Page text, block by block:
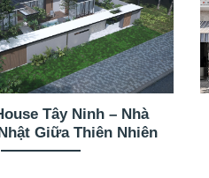
Tây Ninh – Nhà
Giữa Thiên Nhiên